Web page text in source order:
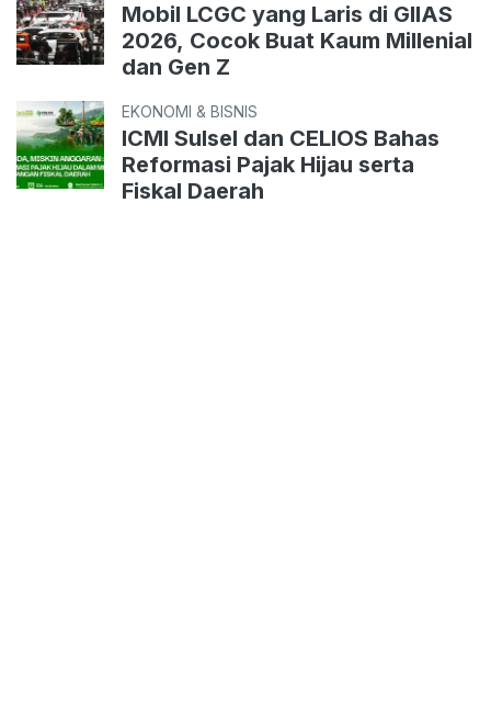
Mobil LCGC yang Laris di GIIAS
2026, Cocok Buat Kaum Millenial
dan Gen Z
EKONOMI & BISNIS
ICMI Sulsel dan CELIOS Bahas
Reformasi Pajak Hijau serta
Fiskal Daerah